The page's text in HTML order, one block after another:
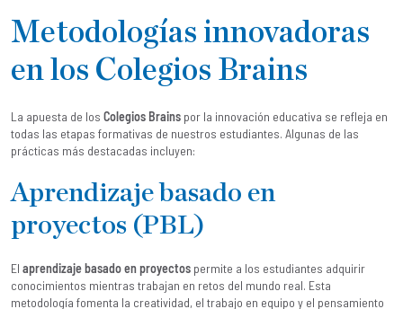
Metodologías innovadoras
en los Colegios Brains
La apuesta de los Colegios Brains por la innovación educativa se refleja en
todas las etapas formativas de nuestros estudiantes. Algunas de las
prácticas más destacadas incluyen:
Aprendizaje basado en
proyectos (PBL)
El aprendizaje basado en proyectos permite a los estudiantes adquirir
conocimientos mientras trabajan en retos del mundo real. Esta
metodología fomenta la creatividad, el trabajo en equipo y el pensamiento